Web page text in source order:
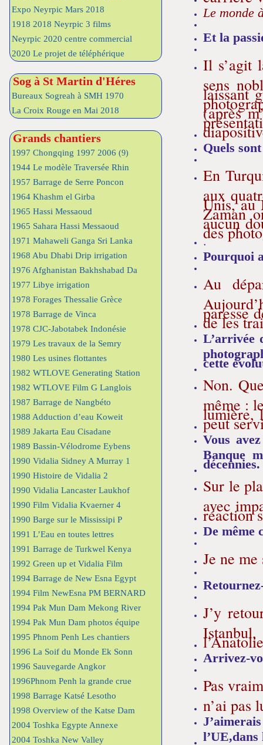
Expo Neyrpic Mars 2018
1918 2018 Neyrpic 3 films
Neyrpic 2020 centre commercial
2020 Le projet de téléphérique
Sog à St Martin d'Héres
Bureaux Sogreah à SMH 1970
La Croix Rouge en Mai 2018
Grands chantiers
1997 Chongqing 1997 2006 (9)
1944 Le modèle Traversée Rhin
1957 Barrage de Serre Poncon
1964 Khashm el Girba
1965 Hassi Messaoud
1965 Sahara Hassi Messaoud
1971 Mahaweli Ganga Sri Lanka
1968 Abu Dhabi Drip irrigation
1976 Afghanistan Bakhshabad Da
1977 Libye irrigation
1978 Forages Thessalie Grèce
1978 Barrage de Vinca
1978 CJC-Jabotabek Indonésie
1979 Les travaux de la Semry
1980 Les usines flottantes
1982 WTLOVE Generating Station
1982 WTLOVE Film G Langlois
1987 Barrage de Nangbéto
1988 Adduction d’eau Koweit
1989 Jakarta Eau Cisadane
1989 Bassin-Vélodrome Eybens
1990 Vidalia Sidney A Murray 1
1990 Histoire de Vidalia 2
1990 Vidalia Lancaster Laukhof
1990 Film Vidalia Kvaerner 4
1990 Barge sur le Mississipi P
1991 L’Eau en toutes lettres
1991 Barrage de Turkwel Kenya
1992 Green up et Vidalia Film
1994 Barrage de New Esna Egypt
1994 Film NewEsna PM BERNARD
1994 Pak Mun Dam Mekong River
1994 Pak Mun Dam photos équipe
1995 Phnom Penh Les chantiers
1996 La Soif du Monde Ek Sonn
1996 Sauvegarde Angkor
1996Phnom Penh la grande crue
1998 Barrage Katsé Lesotho
1998 Overview of the Katse Dam
2004 Toshka Egypte Annexe
2004 Toshka New Valley
Le monde
Et la
Il s’agit
sens
laissant
(après
Quels
En
Unis, au
Zaman
aucun
des
.
Pourquoi
Au
paresse
de les
L’arrivée
cette
Non.
même :
lumière,
peut
Vous
Banque
décennies.
Sur le
avec
réaction
De même
Je ne
J’y
Istanbul,
Arrivez-
Pas
n’ai pas
l’UE,dans